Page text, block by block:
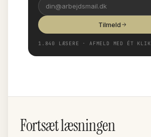
Tilmeld
1.840 LÆSERE · AFMELD MED ÉT KLIK
Fortsæt læsningen